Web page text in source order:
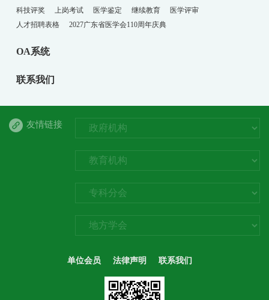
科技评奖 上岗考试 医学鉴定 继续教育
医学评审
人才招聘表格
2027广东省医学会110周年庆典
OA系统
联系我们
友情链接
单位会员 法律声明 联系我们